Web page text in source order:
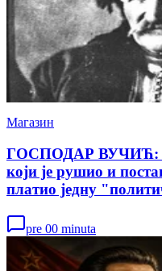
Магазин
ГОСПОДАР ВУЧИЋ:
који је рушио и
платио једну
pre 00 minuta